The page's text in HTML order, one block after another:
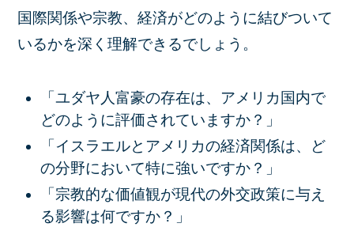
国際関係や宗教、経済がどのように結びついて
いるかを深く理解できるでしょう。
「ユダヤ人富豪の存在は、アメリカ国内で
どのように評価されていますか？」
「イスラエルとアメリカの経済関係は、ど
の分野において特に強いですか？」
「宗教的な価値観が現代の外交政策に与え
る影響は何ですか？」